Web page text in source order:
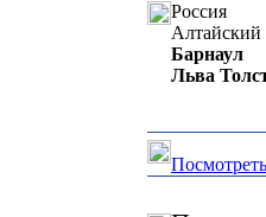
Россия
Алтайский
Барнаул
Льва